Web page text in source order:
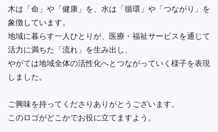
木は「命」や「健康」を、水は「循環」や「つながり」を
象徴しています。
地域に暮らす一人ひとりが、医療・福祉サービスを通じて
活力に満ちた「流れ」を生み出し、
やがては地域全体の活性化へとつながっていく様子を表現
しました。
ご興味を持ってくださりありがとうございます。
このロゴがどこかでお役に立てますよう。